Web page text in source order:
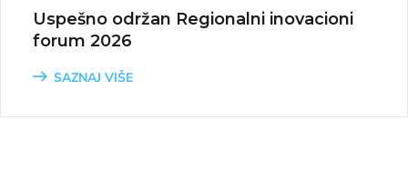
Uspešno održan Regionalni inovacioni
forum 2026
SAZNAJ VIŠE